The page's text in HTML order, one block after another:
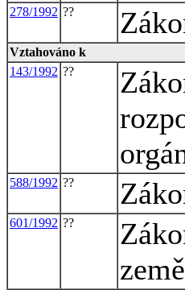
278/1992 ??
Vztahováno k
143/1992 ??
588/1992 ??
601/1992 ??